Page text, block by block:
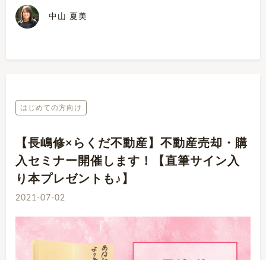
中山 夏美
はじめての方向け
【長嶋修×らくだ不動産】不動産売却・購
入セミナー開催します！【直筆サイン入
り本プレゼントも♪】
2021-07-02